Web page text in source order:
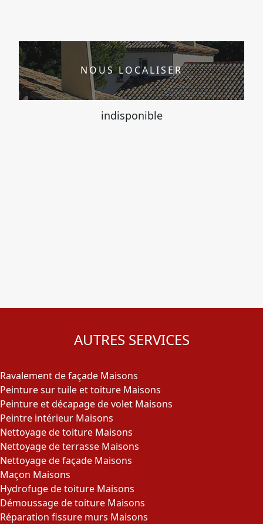
NOUS LOCALISER
indisponible
AUTRES SERVICES
Ravalement de façade Maisons
Peinture sur tuile et toiture Maisons
Peinture et décapage de volet Maisons
Peintre intérieur Maisons
Nettoyage de toiture Maisons
Nettoyage de terrasse Maisons
Nettoyage de façade Maisons
Maçon Maisons
Hydrofuge de toiture Maisons
Démoussage de toiture Maisons
Réparation fissure murs Maisons